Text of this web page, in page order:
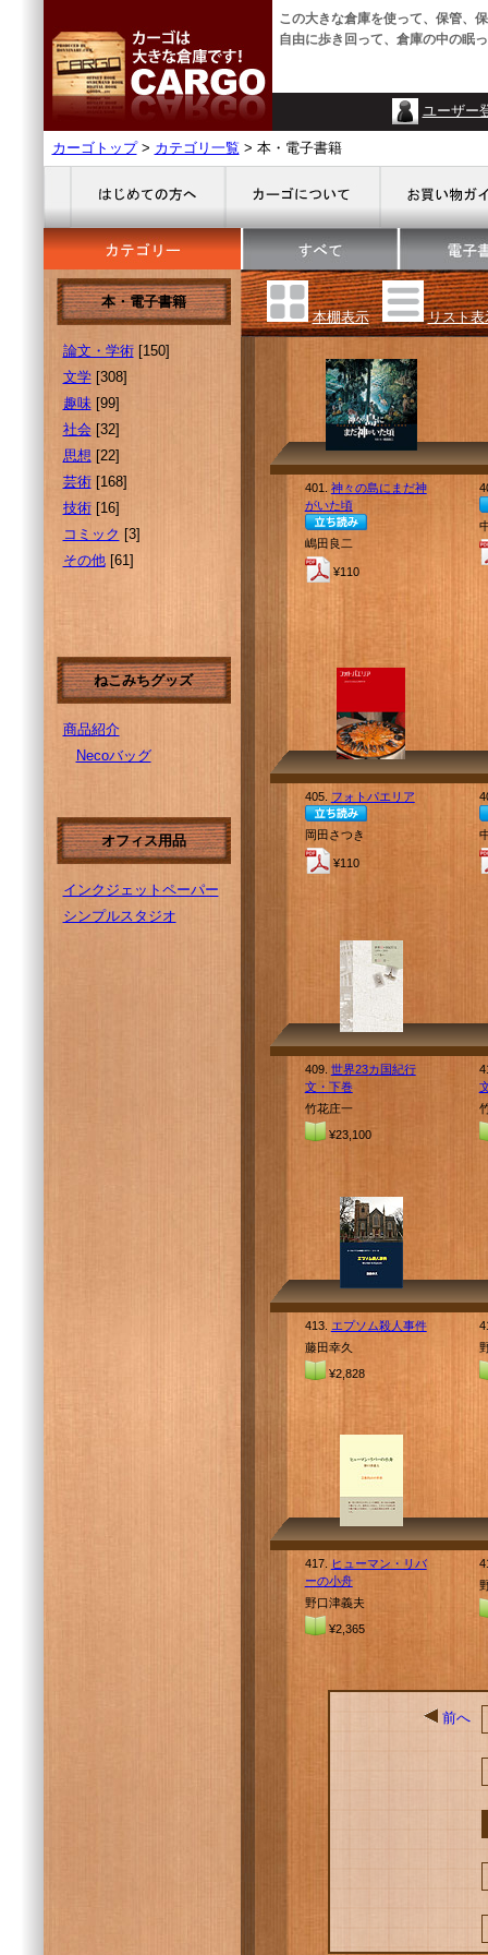
この大きな倉庫を使って、保管、
自由に歩き回って、倉庫の中の眠
ユーザー
カーゴトップ> カテゴリ一覧 > 本・電子書籍
本・電子書籍
論文・学術[150]
文学[308]
趣味[99]
社会[32]
思想 [22]
芸術[168]
技術[16]
コミック [3]
その他[61]
ねこみちグッズ
商品紹介
Necoバッグ
オフィス用品
インクジェットペーパー
シンプルスタジオ
本棚表示 リスト表
401. 神々の島にまだ神
がいた頃
嶋田良二
¥110
405. フォトパエリア
岡田さつき
¥110
409. 世界23カ国紀行
文・下巻
竹花庄一
¥23,100
413. エプソム殺人事件
藤田幸久
¥2,828
417.
ヒューマン・リバ
ーの小舟
野口津義夫
¥2,365
前へ